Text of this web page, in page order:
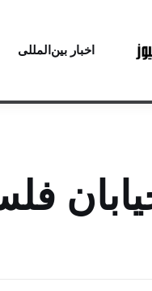
اخبار بین‌المللی